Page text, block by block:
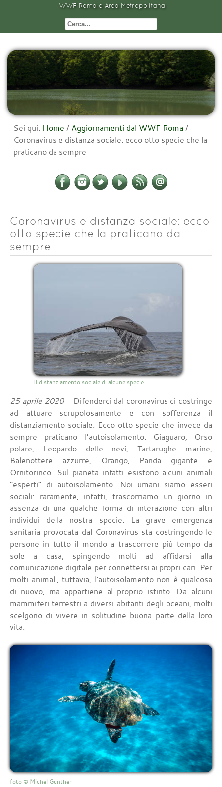
WWF Roma e Area Metropolitana
Sei qui: Home / Aggiornamenti dal WWF Roma /
Coronavirus e distanza sociale: ecco otto specie che la
praticano da sempre
Coronavirus e distanza sociale: ecco
otto specie che la praticano da
sempre
Il distanziamento sociale di alcune specie
25 aprile 2020- Difenderci dal coronavirus ci costringe
ad attuare scrupolosamente e con sofferenza il
distanziamento sociale. Ecco otto specie che invece da
sempre praticano l’autoisolamento: Giaguaro, Orso
polare, Leopardo delle nevi, Tartarughe marine,
Balenottere azzurre, Orango, Panda gigante e
Ornitorinco. Sul pianeta infatti esistono alcuni animali
“esperti” di autoisolamento. Noi umani siamo esseri
sociali: raramente, infatti, trascorriamo un giorno in
assenza di una qualche forma di interazione con altri
individui della nostra specie. La grave emergenza
sanitaria provocata dal Coronavirus sta costringendo le
persone in tutto il mondo a trascorrere più tempo da
sole a casa, spingendo molti ad affidarsi alla
comunicazione digitale per connettersi ai propri cari. Per
molti animali, tuttavia, l'autoisolamento non è qualcosa
di nuovo, ma appartiene al proprio istinto. Da alcuni
mammiferi terrestri a diversi abitanti degli oceani, molti
scelgono di vivere in solitudine buona parte della loro
vita.
foto © Michel Gunther